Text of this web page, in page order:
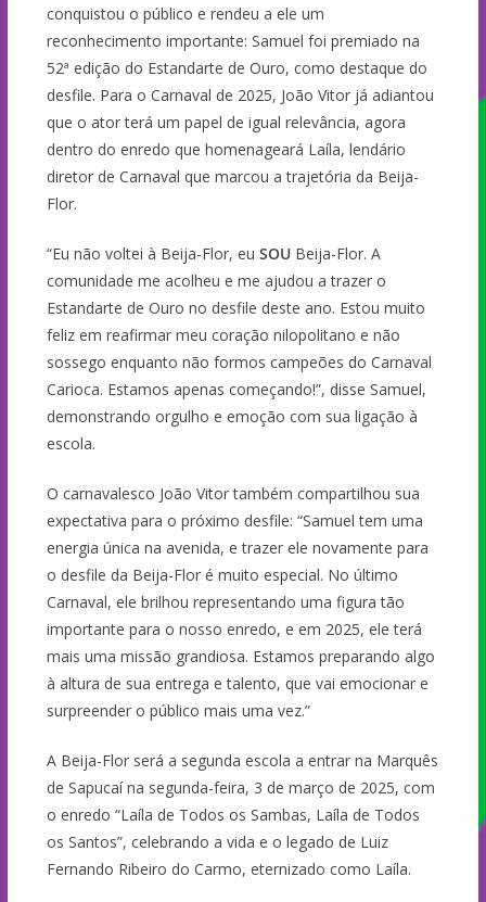
conquistou o público e rendeu a ele um
reconhecimento importante: Samuel foi premiado na
52ª edição do Estandarte de Ouro, como destaque do
desfile. Para o Carnaval de 2025, João Vitor já adiantou
que o ator terá um papel de igual relevância, agora
dentro do enredo que homenageará Laíla, lendário
diretor de Carnaval que marcou a trajetória da Beija-
Flor.
“Eu não voltei à Beija-Flor, eu SOUBeija-Flor. A
comunidade me acolheu e me ajudou a trazer o
Estandarte de Ouro no desfile deste ano. Estou muito
feliz em reafirmar meu coração nilopolitano e não
sossego enquanto não formos campeões do Carnaval
Carioca. Estamos apenas começando!”, disse Samuel,
demonstrando orgulho e emoção com sua ligação à
escola.
O carnavalesco João Vitor também compartilhou sua
expectativa para o próximo desfile: “Samuel tem uma
energia única na avenida, e trazer ele novamente para
o desfile da Beija-Flor é muito especial. No último
Carnaval, ele brilhou representando uma figura tão
importante para o nosso enredo, e em 2025, ele terá
mais uma missão grandiosa. Estamos preparando algo
à altura de sua entrega e talento, que vai emocionar e
surpreender o público mais uma vez.”
A Beija-Flor será a segunda escola a entrar na Marquês
de Sapucaí na segunda-feira, 3 de março de 2025, com
o enredo “Laíla de Todos os Sambas, Laíla de Todos
os Santos”, celebrando a vida e o legado de Luiz
Fernando Ribeiro do Carmo, eternizado como Laíla.